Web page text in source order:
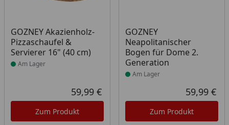
GOZNEY Akazienholz-
Pizzaschaufel &
Servierer 16" (40 cm)
Produkt am Lager
Am Lager
Aktueller Preis
59,99 €
Zum Produkt
GOZNEY
Neapolitanischer
Bogen für Dome 2.
Generation
Produkt am Lager
Am Lager
59,99 €
Zum Produkt